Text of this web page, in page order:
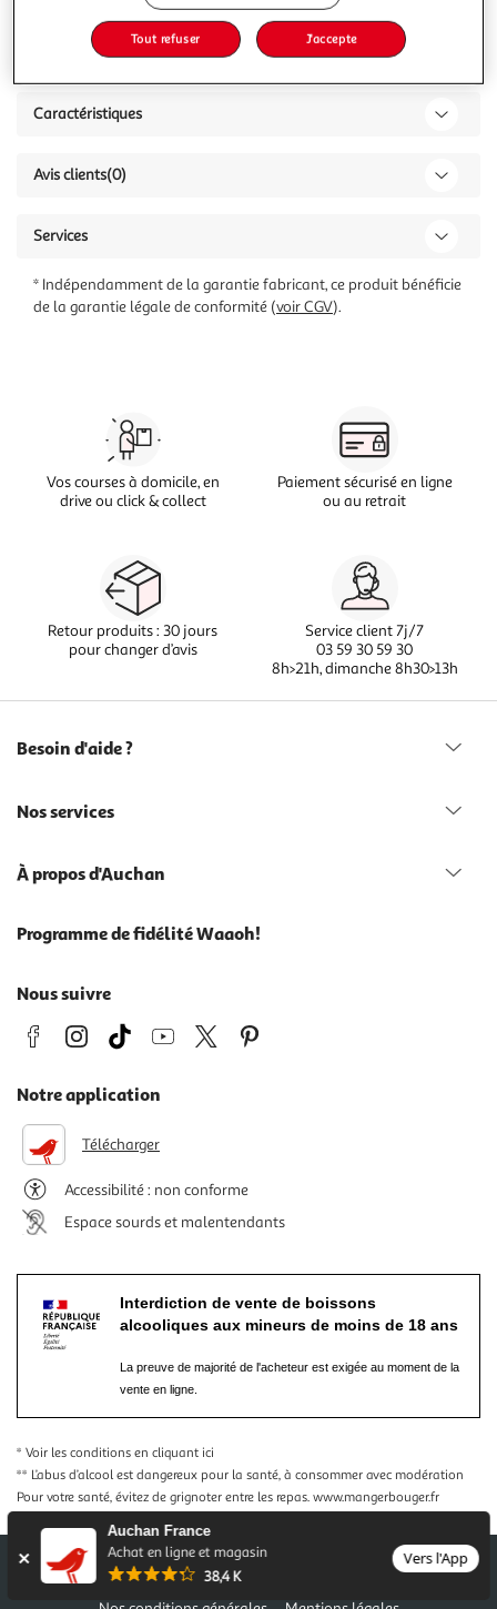
Auchan France
Achat en ligne et magasin
38,4 K
Vers l'App
Description
Caractéristiques
Avis clients(0)
Services
* Indépendamment de la garantie fabricant, ce produit bénéficie
de la garantie légale de conformité (voir CGV).
Vos courses à domicile, en
drive ou click & collect
Paiement sécurisé en ligne
ou au retrait
Retour produits : 30 jours
pour changer d’avis
Service client 7j/7
03 59 30 59 30
8h>21h, dimanche 8h30>13h
Besoin d'aide ?
Nos services
À propos d'Auchan
Programme de fidélité Waaoh!
Nous suivre
Notre application
Télécharger
Accessibilité : non conforme
Espace sourds et malentendants
Interdiction de vente de boissons
alcooliques aux mineurs de moins de 18 ans
La preuve de majorité de l'acheteur est exigée au moment de la
vente en ligne.
* Voir les conditions en cliquant ici
** L’abus d’alcool est dangereux pour la santé, à consommer avec modération
Pour votre santé, évitez de grignoter entre les repas. www.mangerbouger.fr
Tout refuser J'accepte